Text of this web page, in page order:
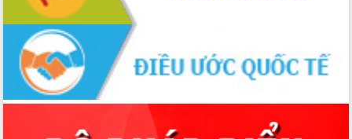
quan trọng
Thống nhất danh sách giới thiệu ứng
cử đại biểu Quốc hội khoá XVI và đại
biểu HĐND tỉnh Đắk Lắk, nhiệm kỳ
2026-2031
Phát động hai phong trào thi đua quan
trọng trong kỷ nguyên mới
Hội nghị lần thứ tư Ban Chỉ đạo công